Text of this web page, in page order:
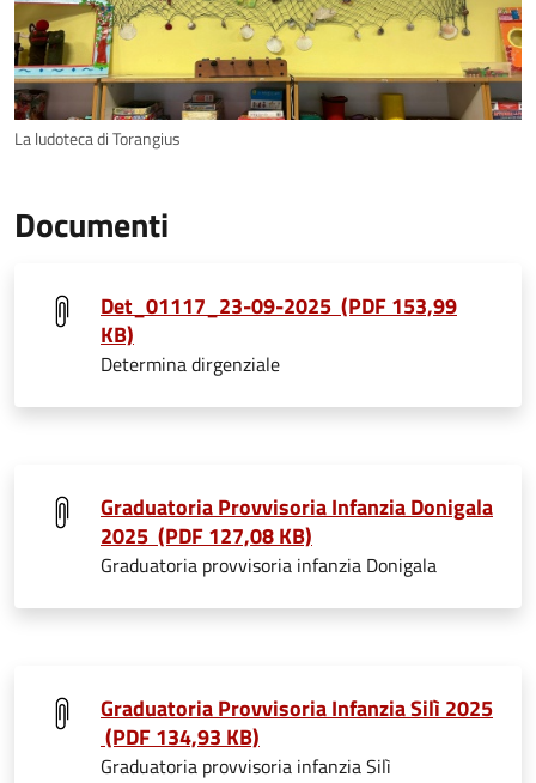
La ludoteca di Torangius
Documenti
Det_01117_23-09-2025 (PDF 153,99
KB)
Determina dirgenziale
Graduatoria Provvisoria Infanzia Donigala
2025 (PDF 127,08 KB)
Graduatoria provvisoria infanzia Donigala
Graduatoria Provvisoria Infanzia Silì 2025
(PDF 134,93 KB)
Graduatoria provvisoria infanzia Silì